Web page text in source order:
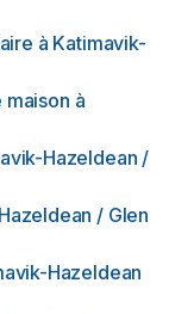
à Katimavik-
maison à
Hazeldean /
/ Glen
Hazeldean